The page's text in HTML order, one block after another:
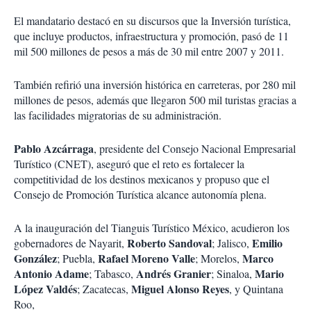
El mandatario destacó en su discursos que la Inversión turística,
que incluye productos, infraestructura y promoción, pasó de 11
mil 500 millones de pesos a más de 30 mil entre 2007 y 2011.
También refirió una inversión histórica en carreteras, por 280 mil
millones de pesos, además que llegaron 500 mil turistas gracias a
las facilidades migratorias de su administración.
Pablo Azcárraga, presidente del Consejo Nacional Empresarial
Turístico (CNET), aseguró que el reto es fortalecer la
competitividad de los destinos mexicanos y propuso que el
Consejo de Promoción Turística alcance autonomía plena.
A la inauguración del Tianguis Turístico México, acudieron los
gobernadores de Nayarit, Roberto Sandoval; Jalisco, Emilio
González; Puebla, Rafael Moreno Valle; Morelos, Marco
Antonio Adame; Tabasco, Andrés Granier; Sinaloa, Mario
López Valdés; Zacatecas, Miguel Alonso Reyes, y Quintana
Roo,